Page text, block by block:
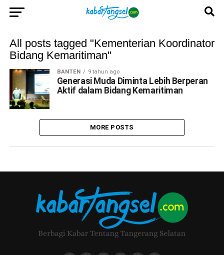
All posts tagged "Kementerian Koordinator
Bidang Kemaritiman"
BANTEN 9 tahun ago
Generasi Muda Diminta Lebih Berperan
Aktif dalam Bidang Kemaritiman
MORE POSTS